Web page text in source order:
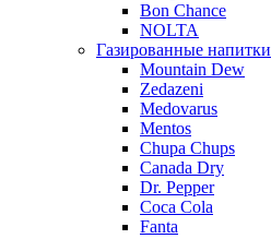
Bon Chance
NOLTA
Газированные напитки
Mountain Dew
Zedazeni
Medovarus
Mentos
Chupa Chups
Canada Dry
Dr. Pepper
Coca Cola
Fanta